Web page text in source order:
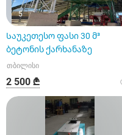
5
Საუკეთესო ფასი 30 მ³
ბეტონის ქარხანაზე
თბილისი
2 500 ₾